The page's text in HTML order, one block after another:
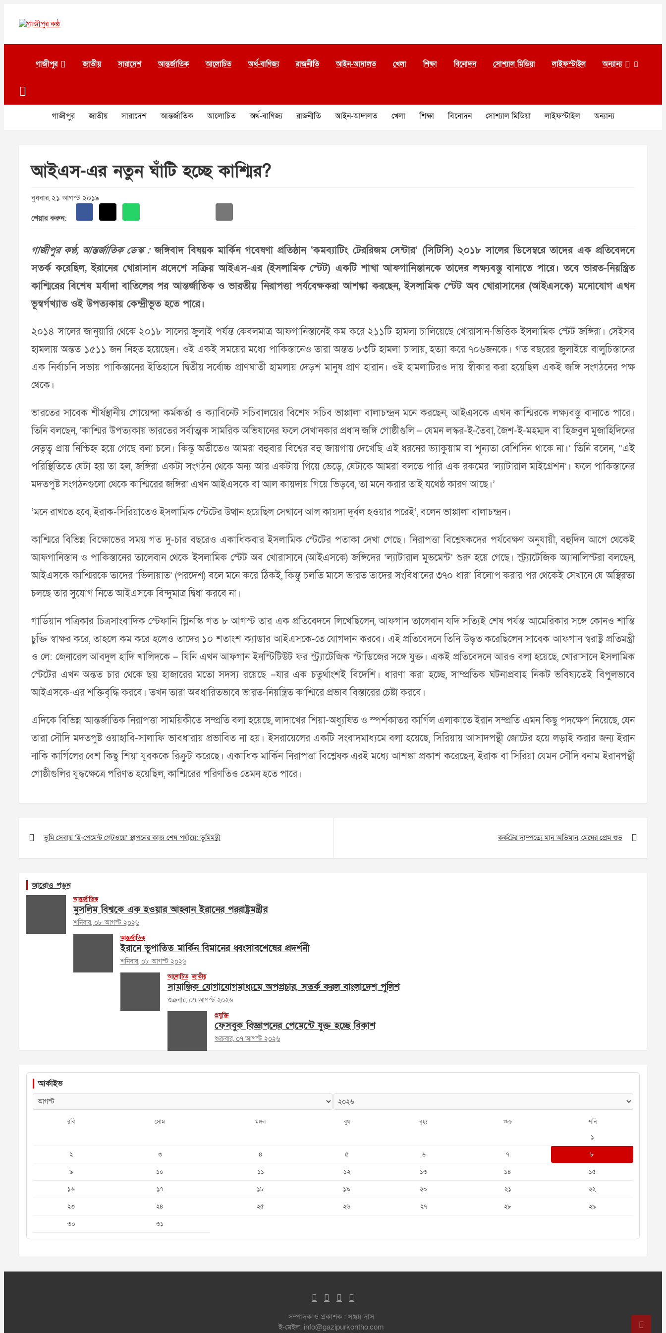
contentগাজীপুর কণ্ঠ
গাজীপুর জাতীয় সারাদেশ আন্তর্জাতিক আলোচিত অর্থ-বাণিজ্য রাজনীতি আইন-আদালত খেলা শিক্ষা বিনোদন সোশ্যাল মিডিয়া লাইফস্টাইল অন্যান্য
গাজীপুর জাতীয় সারাদেশ আন্তর্জাতিক আলোচিত অর্থ-বাণিজ্য রাজনীতি আইন-আদালত খেলা শিক্ষা বিনোদন সোশ্যাল মিডিয়া লাইফস্টাইল অন্যান্য
আইএস-এর নতুন ঘাঁটি হচ্ছে কাশ্মির?
বুধবার, ২১ আগস্ট ২০১৯
শেয়ার করুন:
গাজীপুর কণ্ঠ, আন্তর্জাতিক ডেস্ক :জঙ্গিবাদ বিষয়ক মার্কিন গবেষণা প্রতিষ্ঠান ‘কমব্যাটিং টেররিজম সেন্টার’ (সিটিসি) ২০১৮ সালের ডিসেম্বরে তাদের এক প্রতিবেদনে
সতর্ক করেছিল, ইরানের খোরাসান প্রদেশে সক্রিয় আইএস-এর (ইসলামিক স্টেট) একটি শাখা আফগানিস্তানকে তাদের লক্ষ্যবস্তু বানাতে পারে। তবে ভারত-নিয়ন্ত্রিত
কাশ্মিরের বিশেষ মর্যাদা বাতিলের পর আন্তর্জাতিক ও ভারতীয় নিরাপত্তা পর্যবেক্ষকরা আশঙ্কা করছেন, ইসলামিক স্টেট অব খোরাসানের (আইএসকে) মনোযোগ এখন
ভূস্বর্গখ্যাত ওই উপত্যকায় কেন্দ্রীভূত হতে পারে।
২০১৪ সালের জানুয়ারি থেকে ২০১৮ সালের জুলাই পর্যন্ত কেবলমাত্র আফগানিস্তানেই কম করে ২১১টি হামলা চালিয়েছে খোরাসান-ভিত্তিক ইসলামিক স্টেট জঙ্গিরা। সেইসব
হামলায় অন্তত ১৫১১ জন নিহত হয়েছেন। ওই একই সময়ের মধ্যে পাকিস্তানেও তারা অন্তত ৮৩টি হামলা চালায়, হত্যা করে ৭০৬জনকে। গত বছরের জুলাইয়ে বালুচিস্তানের
এক নির্বাচনি সভায় পাকিস্তানের ইতিহাসে দ্বিতীয় সর্বোচ্চ প্রাণঘাতী হামলায় দেড়শ মানুষ প্রাণ হারান। ওই হামলাটিরও দায় স্বীকার করা হয়েছিল একই জঙ্গি সংগঠনের পক্ষ
থেকে।
ভারতের সাবেক শীর্ষস্থানীয় গোয়েন্দা কর্মকর্তা ও ক্যাবিনেট সচিবালয়ের বিশেষ সচিব ভাপ্পালা বালাচন্দ্রন মনে করছেন, আইএসকে এখন কাশ্মিরকে লক্ষ্যবস্তু বানাতে পারে।
তিনি বলছেন, ‘কাশ্মির উপত্যকায় ভারতের সর্বাত্মক সামরিক অভিযানের ফলে সেখানকার প্রধান জঙ্গি গোষ্ঠীগুলি – যেমন লস্কর-ই-তৈবা, জৈশ-ই-মহম্মদ বা হিজবুল মুজাহিদিনের
নেতৃত্ব প্রায় নিশ্চিহ্ন হয়ে গেছে বলা চলে। কিন্তু অতীতেও আমরা বহুবার বিশ্বের বহু জায়গায় দেখেছি এই ধরনের ভ্যাকুয়াম বা শূন্যতা বেশিদিন থাকে না।’ তিনি বলেন, “এই
পরিস্থিতিতে যেটা হয় তা হল, জঙ্গিরা একটা সংগঠন থেকে অন্য আর একটায় গিয়ে ভেড়ে, যেটাকে আমরা বলতে পারি এক রকমের ‘ল্যাটারাল মাইগ্রেশন’। ফলে পাকিস্তানের
মদতপুষ্ট সংগঠনগুলো থেকে কাশ্মিরের জঙ্গিরা এখন আইএসকে বা আল কায়দায় গিয়ে ভিড়বে, তা মনে করার তাই যথেষ্ঠ কারণ আছে।’
‘মনে রাখতে হবে, ইরাক-সিরিয়াতেও ইসলামিক স্টেটের উত্থান হয়েছিল সেখানে আল কায়দা দুর্বল হওয়ার পরেই’, বলেন ভাপ্পালা বালাচন্দ্রন।
কাশ্মিরে বিভিন্ন বিক্ষোভের সময় গত দু-চার বছরেও একাধিকবার ইসলামিক স্টেটের পতাকা দেখা গেছে। নিরাপত্তা বিশ্লেষকদের পর্যবেক্ষণ অনুযায়ী, বহুদিন আগে থেকেই
আফগানিস্তান ও পাকিস্তানের তালেবান থেকে ইসলামিক স্টেট অব খোরাসানে (আইএসকে) জঙ্গিদের ‘ল্যাটারাল মুভমেন্ট’ শুরু হয়ে গেছে। স্ট্র্যাটেজিক অ্যানালিস্টরা বলছেন,
আইএসকে কাশ্মিরকে তাদের ‘ভিলায়াত’ (পরদেশ) বলে মনে করে ঠিকই, কিন্তু চলতি মাসে ভারত তাদের সংবিধানের ৩৭০ ধারা বিলোপ করার পর থেকেই সেখানে যে অস্থিরতা
চলছে তার সুযোগ নিতে আইএসকে বিন্দুমাত্র দ্বিধা করবে না।
গার্ডিয়ান পত্রিকার চিত্রসাংবাদিক স্টেফানি গ্লিনস্কি গত ৮ আগস্ট তার এক প্রতিবেদনে লিখেছিলেন, আফগান তালেবান যদি সত্যিই শেষ পর্যন্ত আমেরিকার সঙ্গে কোনও শান্তি
চুক্তি স্বাক্ষর করে, তাহলে কম করে হলেও তাদের ১০ শতাংশ ক্যাডার আইএসকে-তে যোগদান করবে। এই প্রতিবেদনে তিনি উদ্ধৃত করেছিলেন সাবেক আফগান স্বরাষ্ট্র প্রতিমন্ত্রী
ও লে: জেনারেল আবদুল হাদি খালিদকে – যিনি এখন আফগান ইনস্টিটিউট ফর স্ট্র্যাটেজিক স্টাডিজের সঙ্গে যুক্ত। একই প্রতিবেদনে আরও বলা হয়েছে, খোরাসানে ইসলামিক
স্টেটের এখন অন্তত চার থেকে ছয় হাজারের মতো সদস্য রয়েছে –যার এক চতুর্থাংশই বিদেশি। ধারণা করা হচ্ছে, সাম্প্রতিক ঘটনাপ্রবাহ নিকট ভবিষ্যতেই বিপুলভাবে
আইএসকে-এর শক্তিবৃদ্ধি করবে। তখন তারা অবধারিতভাবে ভারত-নিয়ন্ত্রিত কাশ্মিরে প্রভাব বিস্তারের চেষ্টা করবে।
এদিকে বিভিন্ন আন্তর্জাতিক নিরাপত্তা সাময়িকীতে সম্প্রতি বলা হয়েছে, লাদাখের শিয়া-অধ্যুষিত ও স্পর্শকাতর কার্গিল এলাকাতে ইরান সম্প্রতি এমন কিছু পদক্ষেপ নিয়েছে, যেন
তারা সৌদি মদতপুষ্ট ওয়াহাবি-সালাফি ভাবধারায় প্রভাবিত না হয়। ইসরায়েলের একটি সংবাদমাধ্যমে বলা হয়েছে, সিরিয়ায় আসাদপন্থী জোটের হয়ে লড়াই করার জন্য ইরান
নাকি কার্গিলের বেশ কিছু শিয়া যুবককে রিক্রুট করেছে। একাধিক মার্কিন নিরাপত্তা বিশ্লেষক এরই মধ্যে আশঙ্কা প্রকাশ করেছেন, ইরাক বা সিরিয়া যেমন সৌদি বনাম ইরানপন্থী
গোষ্ঠীগুলির যুদ্ধক্ষেত্রে পরিণত হয়েছিল, কাশ্মিরের পরিণতিও তেমন হতে পারে।
navigation
ভূমি সেবায় ‘ই-পেমেন্ট গেটওয়ে’ স্থাপনের কাজ শেষ পর্যায়ে: ভূমিমন্ত্রী কর্কটের দাম্পত্যে মান অভিমান, মেষের প্রেম শুভ
আরোও পড়ুন
আন্তর্জাতিক
মুসলিম বিশ্বকে এক হওয়ার আহ্বান ইরানের পররাষ্ট্রমন্ত্রীর
শনিবার, ০৮ আগস্ট ২০২৬
আন্তর্জাতিক
ইরানে ভূপাতিত মার্কিন বিমানের ধ্বংসাবশেষের প্রদর্শনী
শনিবার, ০৮ আগস্ট ২০২৬
আলোচিত জাতীয়
সামাজিক যোগাযোগমাধ্যমে অপপ্রচার, সতর্ক করল বাংলাদেশ পুলিশ
শুক্রবার, ০৭ আগস্ট ২০২৬
প্রযুক্তি
ফেসবুক বিজ্ঞাপনের পেমেন্টে যুক্ত হচ্ছে বিকাশ
শুক্রবার, ০৭ আগস্ট ২০২৬
আর্কাইভ
রবি সোম মঙ্গল বুধ বৃহঃ শুক্র শনি
১
২
৩ ৪ ৫ ৬ ৭
৮
৯
১০ ১১ ১২ ১৩ ১৪
১৫
১৬
১৭ ১৮ ১৯ ২০ ২১
২২
২৩
২৪ ২৫ ২৬ ২৭ ২৮
২৯
৩০
৩১
সম্পাদক ও প্রকাশক : সঞ্জয় দাস
ই-মেইল: info@gazipurkontho.com